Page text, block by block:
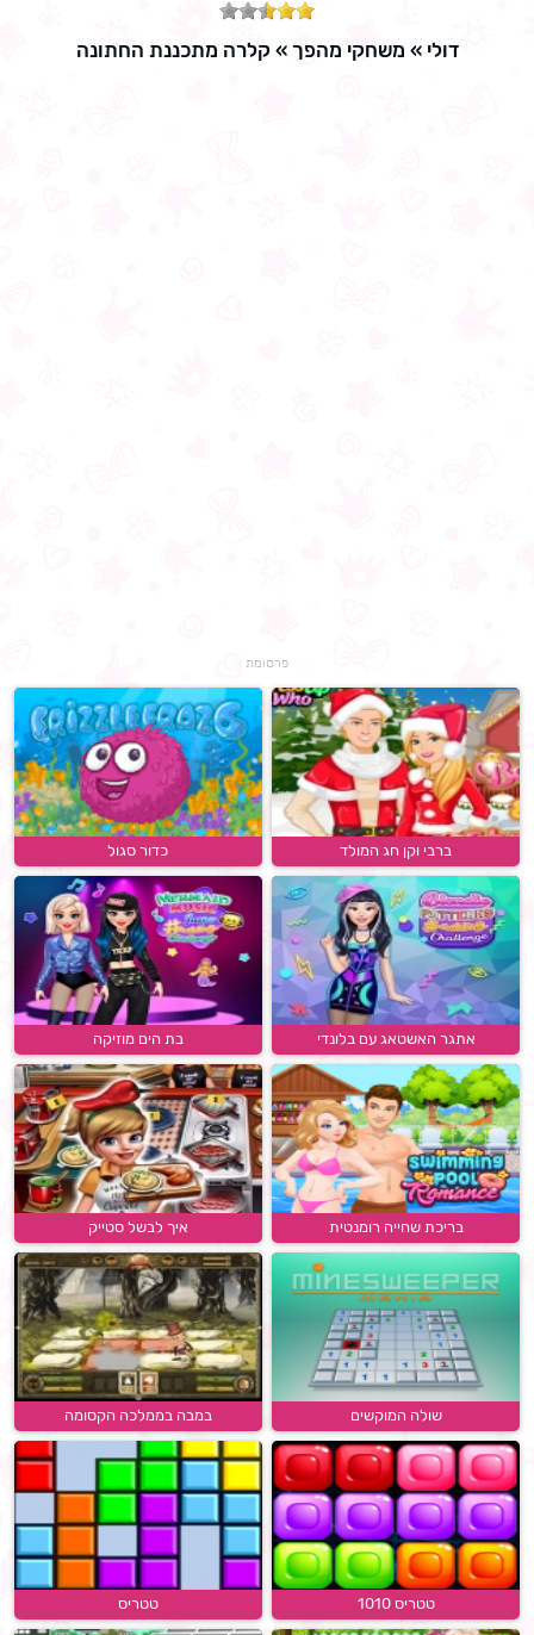
דולי » משחקי מהפך » קלרה מתכננת החתונה
פרסומת
ברבי וקן חג המולד כדור סגול
אתגר האשטאג עם בלונדי בת הים מוזיקה
בריכת שחייה רומנטית איך לבשל סטייק
שולה המוקשים במבה בממלכה הקסומה
טטריס 1010 טטריס